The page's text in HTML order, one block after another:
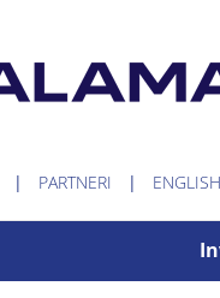
PARTNERI ENGLISH